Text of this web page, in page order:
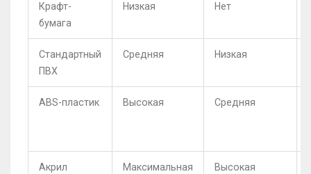
Крафт-
бумага
Низкая Нет
Стандартный
ПВХ
Средняя Низкая
ABS-пластик Высокая Средняя
Акрил Максимальная Высокая